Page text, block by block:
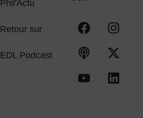
Phil'Actu
Retour sur
EDL Podcast